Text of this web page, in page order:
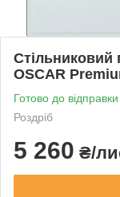
Стільниковий
OSCAR
Готово до відправки
Роздріб
5 260 ₴/